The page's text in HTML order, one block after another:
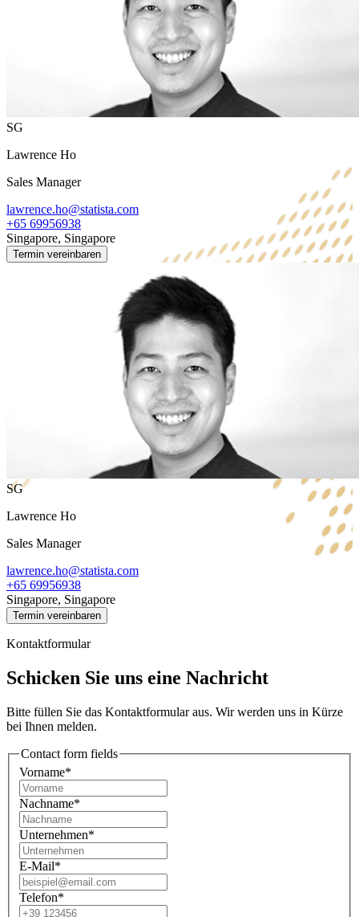
SG
Lawrence Ho
Sales Manager
lawrence.ho@statista.com
+65 69956938
Singapore, Singapore
Termin vereinbaren
SG
Lawrence Ho
Sales Manager
lawrence.ho@statista.com
+65 69956938
Singapore, Singapore
Termin vereinbaren
Kontaktformular
Schicken Sie uns eine Nachricht
Bitte füllen Sie das Kontaktformular aus. Wir werden uns in Kürze
bei Ihnen melden.
Contact form fields
Vorname*
Nachname*
Unternehmen*
E-Mail*
Telefon*